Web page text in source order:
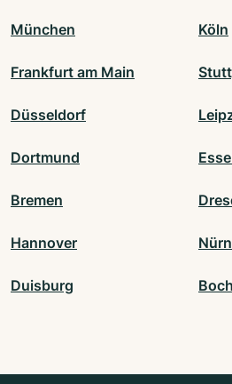
München Köln
Frankfurt am Main
Düsseldorf
Dortmund
Bremen
Hannover
Duisburg